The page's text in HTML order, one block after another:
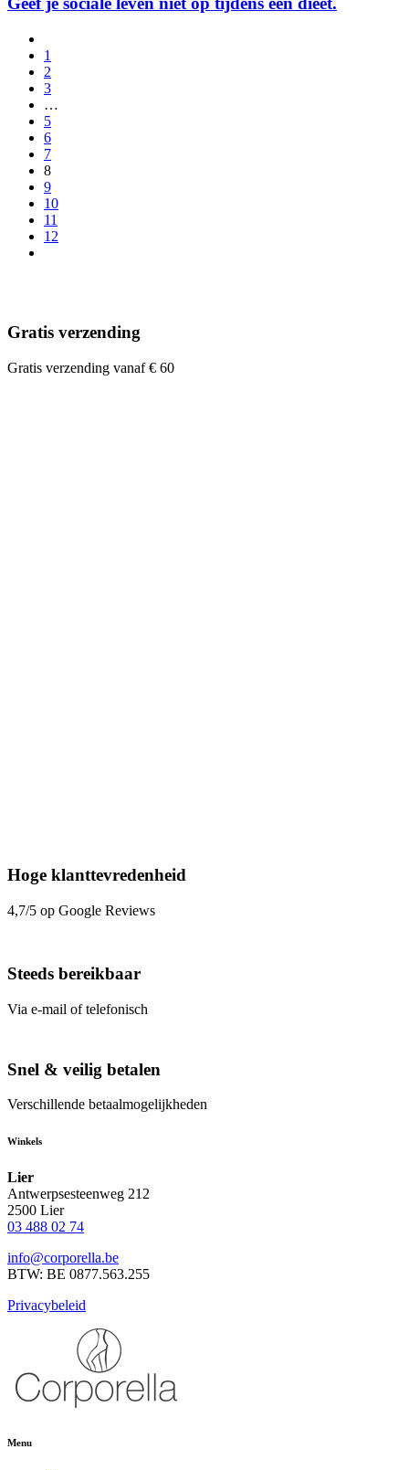
1
2
3
…
5
6
7
8
9
10
11
12
Gratis verzending
Gratis verzending vanaf € 60
Hoge klanttevredenheid
4,7/5 op Google Reviews
Steeds bereikbaar
Via e-mail of telefonisch
Snel & veilig betalen
Verschillende betaalmogelijkheden
Winkels
Lier
Antwerpsesteenweg 212
2500 Lier
03 488 02 74
info@corporella.be
BTW: BE 0877.563.255
Privacybeleid
Menu